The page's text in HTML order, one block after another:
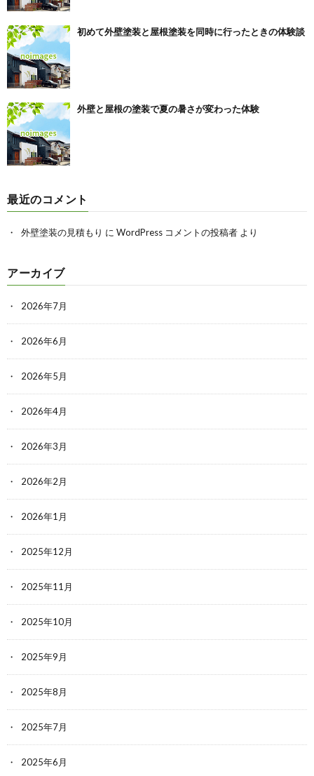
初めて外壁塗装と屋根塗装を同時に行ったときの体験談
外壁と屋根の塗装で夏の暑さが変わった体験
最近のコメント
外壁塗装の見積もり に WordPress コメントの投稿者 より
アーカイブ
2026年7月
2026年6月
2026年5月
2026年4月
2026年3月
2026年2月
2026年1月
2025年12月
2025年11月
2025年10月
2025年9月
2025年8月
2025年7月
2025年6月